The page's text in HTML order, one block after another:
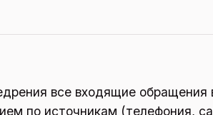
все входящие
по источникам (телефония,